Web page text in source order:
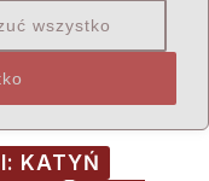
wszystko
Bus
KATYŃ